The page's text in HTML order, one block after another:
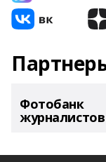
Фотобанк